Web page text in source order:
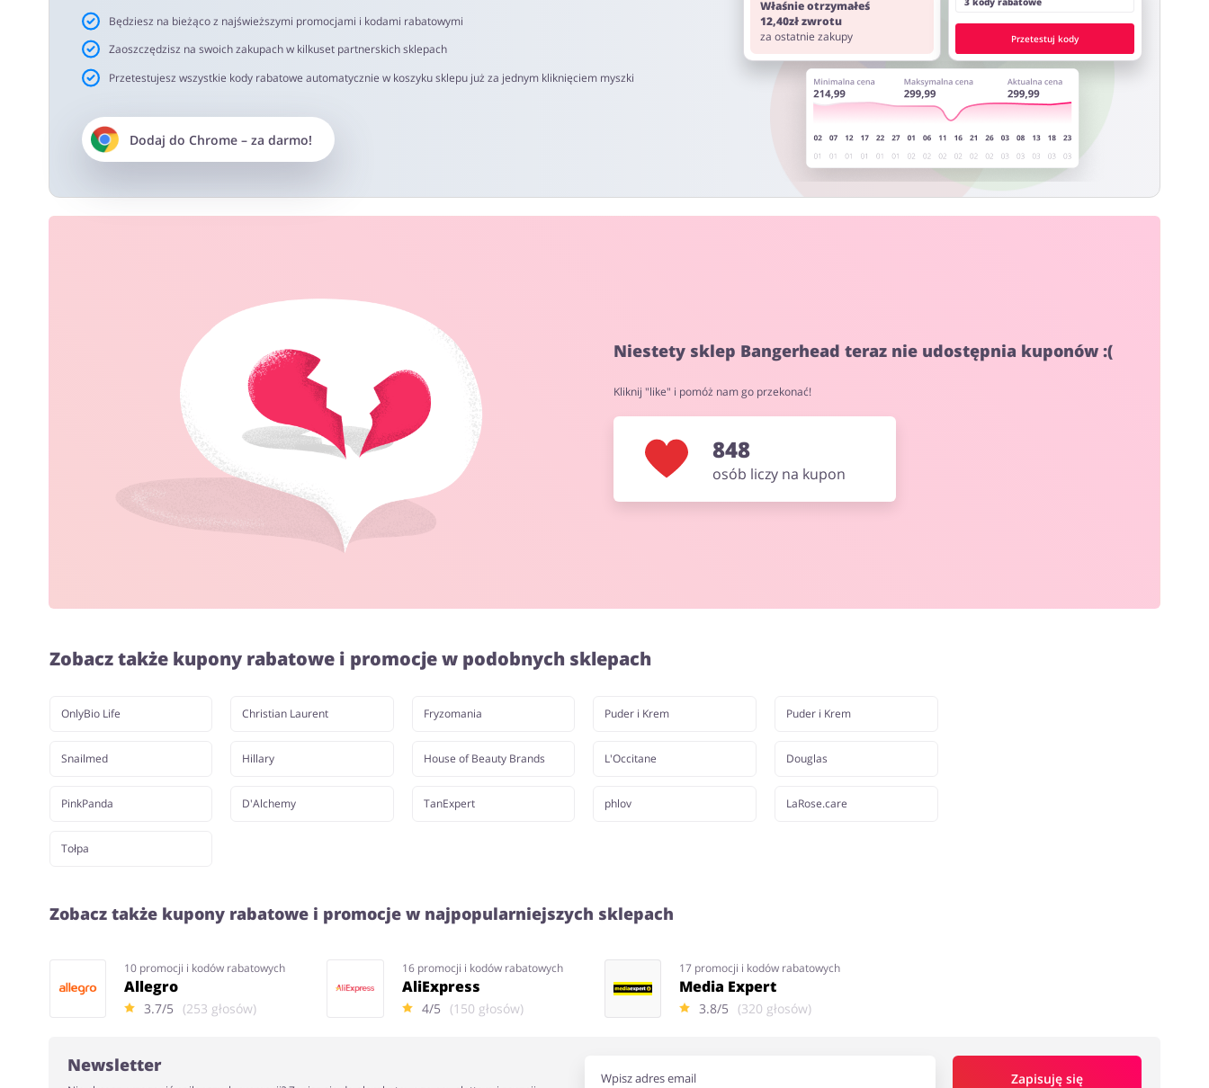
Będziesz na bieżąco z najświeższymi promocjami i kodami rabatowymi
Zaoszczędzisz na swoich zakupach w kilkuset partnerskich sklepach
Przetestujesz wszystkie kody rabatowe automatycznie w koszyku sklepu już za jednym kliknięciem myszki
Dodaj do Chrome– za darmo!
Właśnie otrzymałeś
12,40zł zwrotu
za ostatnie zakupy
Przetestuj kody
Niestety sklep Bangerhead teraz nie udostępnia kuponów :(
Kliknij "like" i pomóż nam go przekonać!
848
osób liczy na kupon
Zobacz także kupony rabatowe i promocje w podobnych sklepach
OnlyBio Life
Snailmed
PinkPanda
Christian Laurent
Hillary
D'Alchemy
Fryzomania
House of Beauty Brands
TanExpert
Puder i Krem
L'Occitane
phlov
Puder i Krem
Douglas
LaRose.care
Tołpa
Zobacz także kupony rabatowe i promocje w najpopularniejszych sklepach
10 promocji i kodów rabatowych
Allegro
3.7/5 (253 głosów)
16 promocji i kodów rabatowych
AliExpress
4/5 (150 głosów)
17 promocji i kodów rabatowych
Media Expert
3.8/5 (320 głosów)
Newsletter
Zapisuję się